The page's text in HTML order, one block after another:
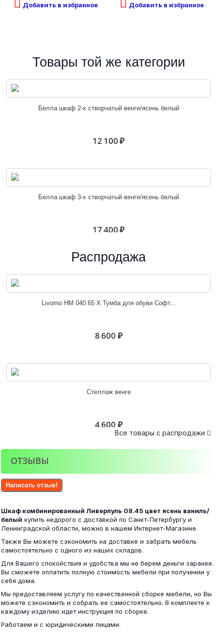
Добавить в избранное Добавить в избранное
Товары той же категории
Белла шкаф 2-х створчатый венге/ясень белый
12 100 ₽
Белла шкаф 3-х створчатый венге/ясень белый
17 400 ₽
Фиеста шкаф 3-х створчатый венге/лоредо
Фиеста шкаф 4-х створчатый венге/лоредо
Распродажа
Livorno НМ 040.65 Х Тумба для обуви Софт...
8 600 ₽
Стеллаж венге
4 600 ₽
30 000 ₽
Комод Катрин 3 белый
6 900 ₽
Все товары с распродажи 
ОТЗЫВЫ
Написать отзыв!
Шкаф комбинированный Ливерпуль 08.45 цвет ясень ваниль/
белый купить недорого с доставкой по Санкт-Петербургу и
Ленинградской области, можно в нашем Интернет-Магазине.
Также Вы можете сэкономить на доставке и забрать мебель
самостоятельно с одного из наших складов.
Для Вашего спокойствия и удобства мы не берем деньги заранее.
Вы сможете оплатить полную стоимость мебели при получении у
себя дома.
Мы предоставляем услугу по качественной сборке мебели, но Вы
можете сэкономить и собрать ее самостоятельно. В комплекте к
каждому изделию идет инструкция по сборке.
Работаем и с юридическими лицами.